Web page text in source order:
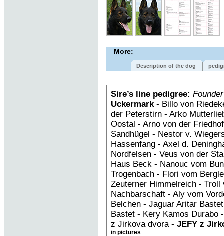
More:
Description of the dog
Sire’s line pedigree: Founder
Uckermark- Billo von
der Peterstirn - Arko
Oostal - Arno von der
Sandhügel - Nestor v.
Hassenfang - Axel d.
Nordfelsen - Veus von der
Haus Beck - Nanouc vom
Trogenbach - Flori vom
Zeuterner Himmelreich - Troll
Nachbarschaft - Aly vom
Belchen - Jaguar Aritar
Bastet - Kery Kamos Durabo
z Jirkova dvora - JEFY z
in pictures